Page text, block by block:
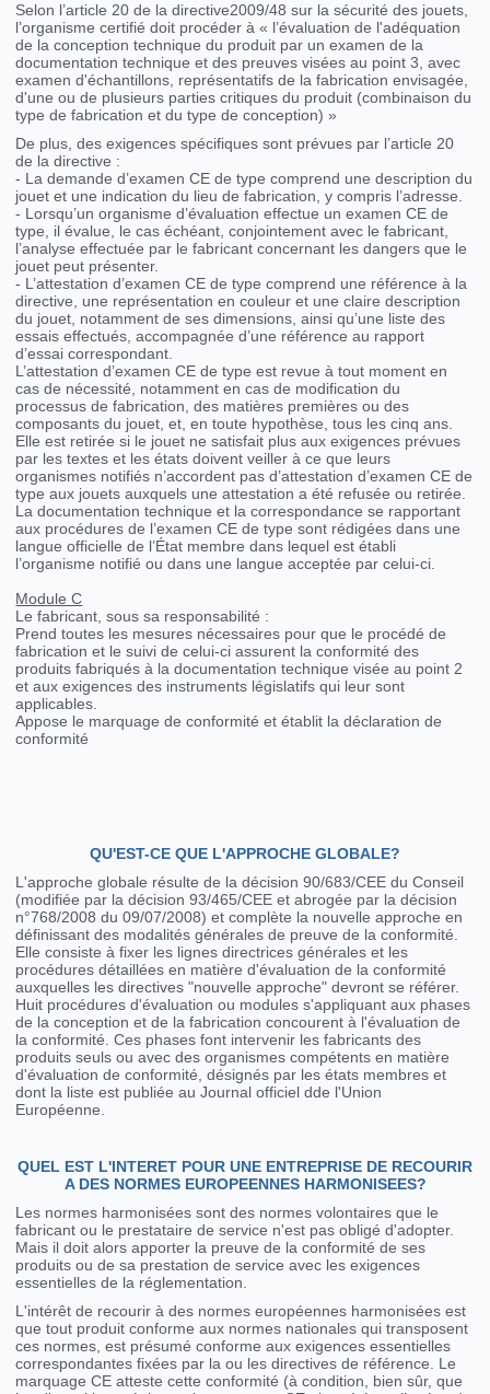
Selon l’article 20 de la directive2009/48 sur la sécurité des jouets,
l’organisme certifié doit procéder à « l’évaluation de l'adéquation
de la conception technique du produit par un examen de la
documentation technique et des preuves visées au point 3, avec
examen d'échantillons, représentatifs de la fabrication envisagée,
d'une ou de plusieurs parties critiques du produit (combinaison du
type de fabrication et du type de conception) »
De plus, des exigences spécifiques sont prévues par l’article 20
de la directive :
- La demande d’examen CE de type comprend une description du
jouet et une indication du lieu de fabrication, y compris l’adresse.
- Lorsqu’un organisme d’évaluation effectue un examen CE de
type, il évalue, le cas échéant, conjointement avec le fabricant,
l’analyse effectuée par le fabricant concernant les dangers que le
jouet peut présenter.
- L’attestation d’examen CE de type comprend une référence à la
directive, une représentation en couleur et une claire description
du jouet, notamment de ses dimensions, ainsi qu’une liste des
essais effectués, accompagnée d’une référence au rapport
d’essai correspondant.
L’attestation d’examen CE de type est revue à tout moment en
cas de nécessité, notamment en cas de modification du
processus de fabrication, des matières premières ou des
composants du jouet, et, en toute hypothèse, tous les cinq ans.
Elle est retirée si le jouet ne satisfait plus aux exigences prévues
par les textes et les états doivent veiller à ce que leurs
organismes notifiés n’accordent pas d’attestation d’examen CE de
type aux jouets auxquels une attestation a été refusée ou retirée.
La documentation technique et la correspondance se rapportant
aux procédures de l’examen CE de type sont rédigées dans une
langue officielle de l’État membre dans lequel est établi
l’organisme notifié ou dans une langue acceptée par celui-ci.
Module C
Le fabricant, sous sa responsabilité :
Prend toutes les mesures nécessaires pour que le procédé de
fabrication et le suivi de celui-ci assurent la conformité des
produits fabriqués à la documentation technique visée au point 2
et aux exigences des instruments législatifs qui leur sont
applicables.
Appose le marquage de conformité et établit la déclaration de
conformité
QU'EST-CE QUE L'APPROCHE GLOBALE?
L'approche globale résulte de la décision 90/683/CEE du Conseil
(modifiée par la décision 93/465/CEE et abrogée par la décision
n°768/2008 du 09/07/2008) et complète la nouvelle approche en
définissant des modalités générales de preuve de la conformité.
Elle consiste à fixer les lignes directrices générales et les
procédures détaillées en matière d'évaluation de la conformité
auxquelles les directives "nouvelle approche" devront se référer.
Huit procédures d'évaluation ou modules s'appliquant aux phases
de la conception et de la fabrication concourent à l'évaluation de
la conformité. Ces phases font intervenir les fabricants des
produits seuls ou avec des organismes compétents en matière
d'évaluation de conformité, désignés par les états membres et
dont la liste est publiée au Journal officiel dde l'Union
Européenne.
QUEL EST L'INTERET POUR UNE ENTREPRISE DE RECOURIR
A DES NORMES EUROPEENNES HARMONISEES?
Les normes harmonisées sont des normes volontaires que le
fabricant ou le prestataire de service n'est pas obligé d'adopter.
Mais il doit alors apporter la preuve de la conformité de ses
produits ou de sa prestation de service avec les exigences
essentielles de la réglementation.
L'intérêt de recourir à des normes européennes harmonisées est
que tout produit conforme aux normes nationales qui transposent
ces normes, est présumé conforme aux exigences essentielles
correspondantes fixées par la ou les directives de référence. Le
marquage CE atteste cette conformité (à condition, bien sûr, que